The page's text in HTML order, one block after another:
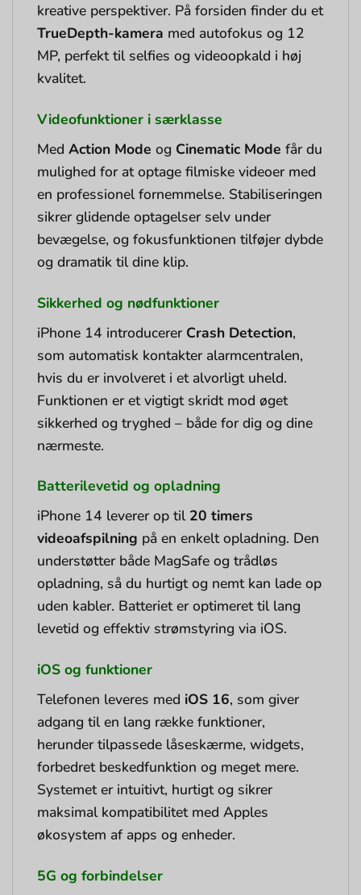
kreative perspektiver. På forsiden finder du et
TrueDepth-kamera med autofokus og 12
MP, perfekt til selfies og videoopkald i høj
kvalitet.
Videofunktioner i særklasse
Med Action Mode og Cinematic Mode får du
mulighed for at optage filmiske videoer med
en professionel fornemmelse. Stabiliseringen
sikrer glidende optagelser selv under
bevægelse, og fokusfunktionen tilføjer dybde
og dramatik til dine klip.
Sikkerhed og nødfunktioner
iPhone 14 introducerer Crash Detection,
som automatisk kontakter alarmcentralen,
hvis du er involveret i et alvorligt uheld.
Funktionen er et vigtigt skridt mod øget
sikkerhed og tryghed – både for dig og dine
nærmeste.
Batterilevetid og opladning
iPhone 14 leverer op til 20 timers
videoafspilning på en enkelt opladning. Den
understøtter både MagSafe og trådløs
opladning, så du hurtigt og nemt kan lade op
uden kabler. Batteriet er optimeret til lang
levetid og effektiv strømstyring via iOS.
iOS og funktioner
Telefonen leveres med iOS 16, som giver
adgang til en lang række funktioner,
herunder tilpassede låseskærme, widgets,
forbedret beskedfunktion og meget mere.
Systemet er intuitivt, hurtigt og sikrer
maksimal kompatibilitet med Apples
økosystem af apps og enheder.
5G og forbindelser